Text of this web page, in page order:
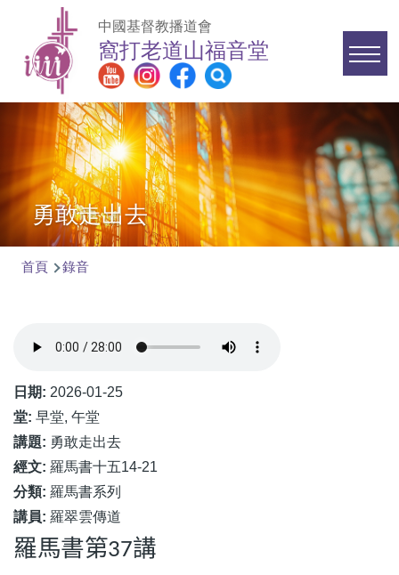
移至主內容
中國基督教播道會
窩打老道山福音堂
Main
navigation
勇敢走出去
連
首頁 錄音
日期: 2026-01-25
堂: 早堂, 午堂
講題: 勇敢走出去
經文: 羅馬書十五14-21
分類: 羅馬書系列
講員: 羅翠雲傳道
羅馬書第37講